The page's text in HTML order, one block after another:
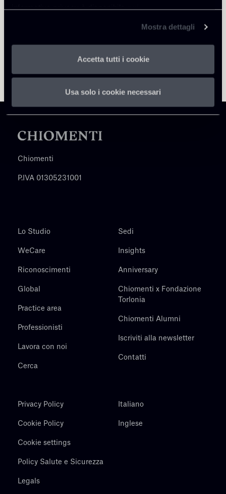
informativa privacy è disponibilequi.
Mostra dettagli
Accetta tutti i cookie
Usa solo i cookie necessari
Chiomenti
P.IVA 01305231001
Lo Studio
WeCare
Riconoscimenti
Global
Practice area
Professionisti
Lavora con noi
Cerca
Sedi
Insights
Anniversary
Chiomenti x Fondazione
Torlonia
Chiomenti Alumni
Iscriviti alla newsletter
Contatti
Privacy Policy
Cookie Policy
Cookie settings
Policy Salute e Sicurezza
Legals
Italiano
Inglese